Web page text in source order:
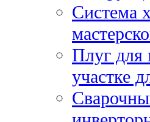
Система
Плуг для
участке